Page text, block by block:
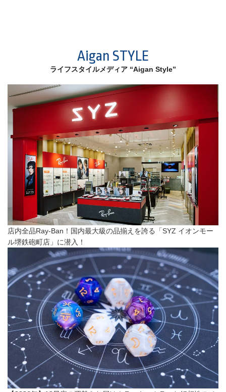
Aigan STYLE
ライフスタイルメディア “Aigan Style”
店内全品Ray-Ban！国内最大級の品揃えを誇る「SYZ イオンモー
ル堺鉄砲町店」に潜入！